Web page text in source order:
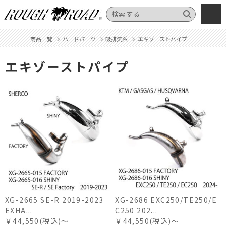
商品一覧 ハードパーツ 吸排気系 エキゾーストパイプ
エキゾーストパイプ
XG-2665 SE-R 2019-2023
EXHA...
￥44,550(税込)～
XG-2686 EXC250/TE250/E
C250 202...
￥44,550(税込)～